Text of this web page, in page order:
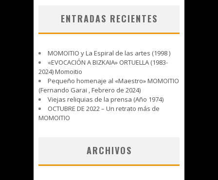
ENTRADAS RECIENTES
MOMOITIO y La Espiral de las artes (1998 )
«EVOCACIÓN A BIZKAIA» ORTUELLA (1983-
2024) Momoitio
Pequeño homenaje al «Maestro» MOMOITIO
(Fernando Garai , Febrero de 2024)
Viejas reliquias de la prensa (Año 1974)
OCTUBRE DE 2022 – Un retrato más de
MOMOITIO
ARCHIVOS